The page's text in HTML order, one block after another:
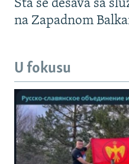
Šta se dešava sa
na Zapadnom
U fokusu